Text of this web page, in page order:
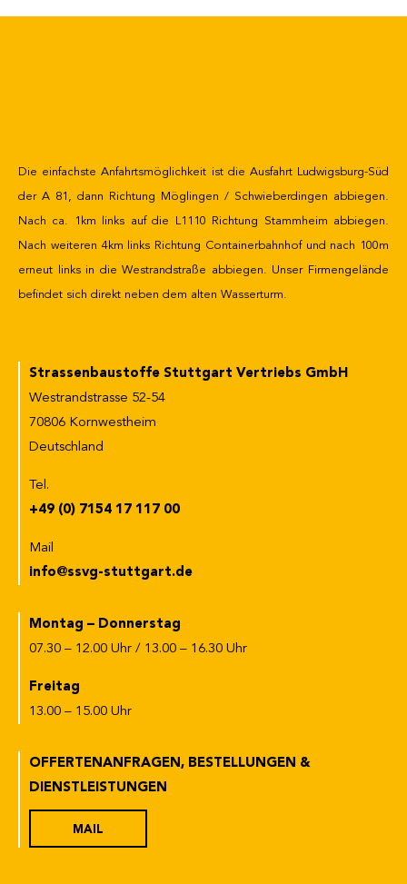
Die einfachste Anfahrtsmöglichkeit ist die Ausfahrt Ludwigsburg-Süd
der A 81, dann Richtung Möglingen / Schwieberdingen abbiegen.
Nach ca. 1km links auf die L1110 Richtung Stammheim abbiegen.
Nach weiteren 4km links Richtung Containerbahnhof und nach 100m
erneut links in die Westrandstraße abbiegen. Unser Firmengelände
befindet sich direkt neben dem alten Wasserturm.
Strassenbaustoffe Stuttgart Vertriebs GmbH
Westrandstrasse 52-54
70806 Kornwestheim
Deutschland
Tel.
+49 (0) 7154 17 117 00
Mail
info@ssvg-stuttgart.de
Montag – Donnerstag
07.30 – 12.00 Uhr / 13.00 – 16.30 Uhr
Freitag
13.00 – 15.00 Uhr
OFFERTENANFRAGEN, BESTELLUNGEN &
DIENSTLEISTUNGEN
MAIL